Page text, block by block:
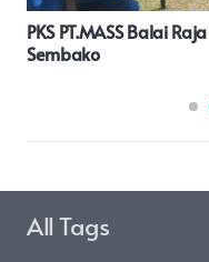
Tanamkan Tertib Lalu
Gelar “Police Goes To
All Tags